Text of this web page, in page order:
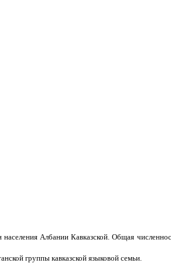
Албании Кавказской. Общая
группы кавказской языковой семьи.